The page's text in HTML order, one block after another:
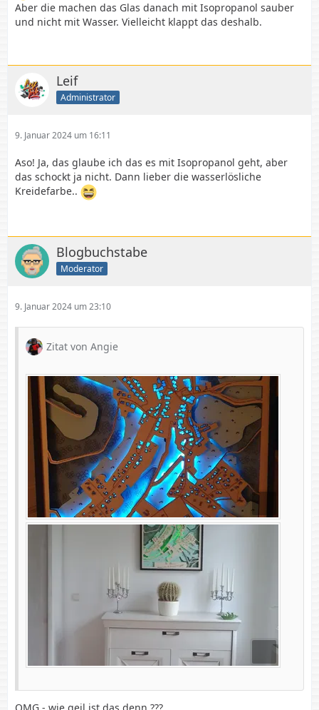
Aber die machen das Glas danach mit Isopropanol sauber
und nicht mit Wasser. Vielleicht klappt das deshalb.
Leif
Administrator
9. Januar 2024 um 16:11
Aso! Ja, das glaube ich das es mit Isopropanol geht, aber
das schockt ja nicht. Dann lieber die wasserlösliche
Kreidefarbe..
Blogbuchstabe
Moderator
9. Januar 2024 um 23:10
Zitat von Angie